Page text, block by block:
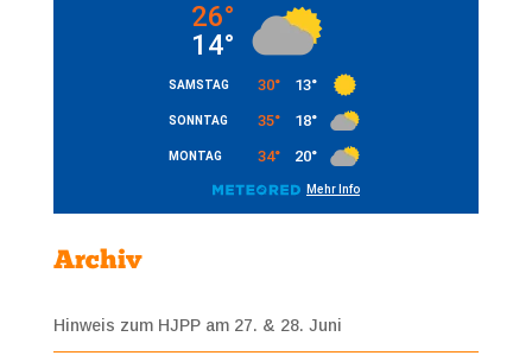
Archiv
Hinweis zum HJPP am 27. & 28. Juni